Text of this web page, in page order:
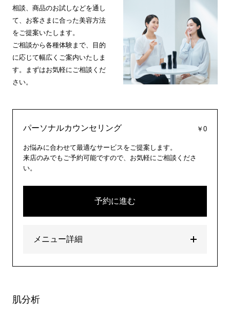
相談、商品のお試しなどを通し
て、お客さまに合った美容方法
をご提案いたします。
ご相談から各種体験まで、目的
に応じて幅広くご案内いたしま
す。まずはお気軽にご相談くだ
さい。
パーソナルカウンセリング ￥0
お悩みに合わせて最適なサービスをご提案します。
来店のみでもご予約可能ですので、お気軽にご相談くださ
い。
予約に進む
メニュー詳細
肌分析